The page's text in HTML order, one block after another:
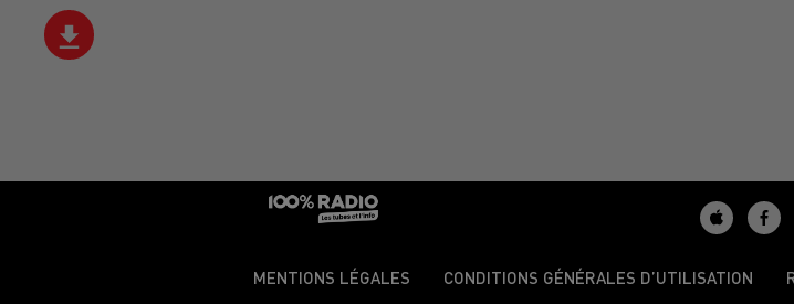
MENTIONS LÉGALES CONDITIONS GÉNÉRALES D’UTILISATION